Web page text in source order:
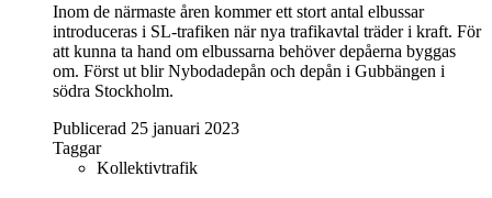
Inom de närmaste åren kommer ett stort antal elbussar
introduceras i SL-trafiken när nya trafikavtal träder i kraft. För
att kunna ta hand om elbussarna behöver depåerna byggas
om. Först ut blir Nybodadepån och depån i Gubbängen i
södra Stockholm.
Publicerad 25 januari 2023
Taggar
Kollektivtrafik